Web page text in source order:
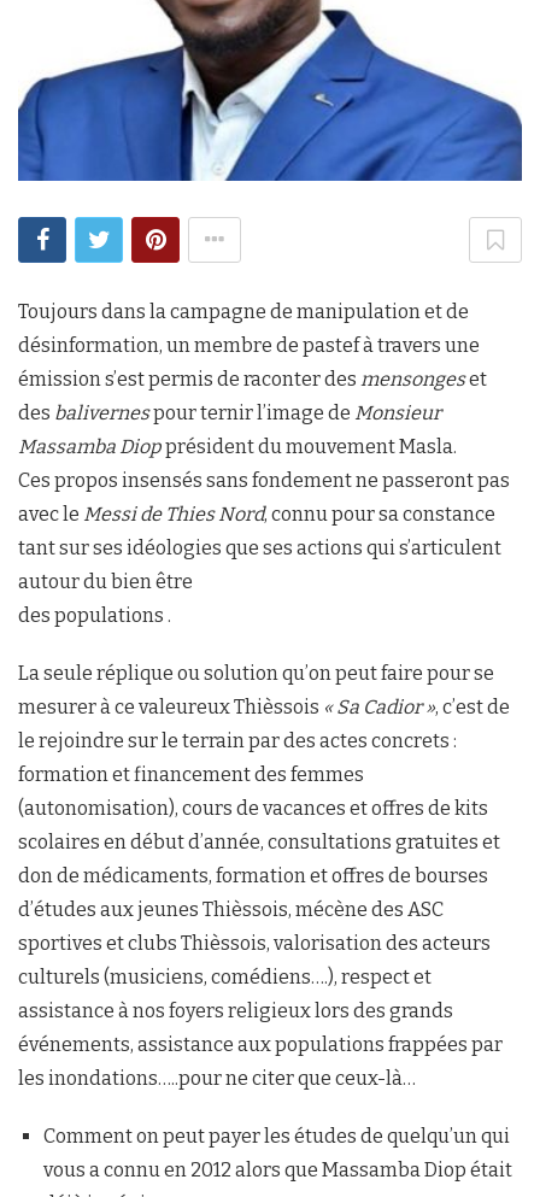
Toujours dans la campagne de manipulation et de
désinformation, un membre de pastef à travers une
émission s’est permis de raconter des mensongeset
des balivernespour ternir l’image de Monsieur
Massamba Diopprésident du mouvement Masla.
Ces propos insensés sans fondement ne passeront pas
avec le Messi de Thies Nord, connu pour sa constance
tant sur ses idéologies que ses actions qui s’articulent
autour du bien être
des populations .
La seule réplique ou solution qu’on peut faire pour se
mesurer à ce valeureux Thièssois « Sa Cadior », c’est de
le rejoindre sur le terrain par des actes concrets :
formation et financement des femmes
(autonomisation), cours de vacances et offres de kits
scolaires en début d’année, consultations gratuites et
don de médicaments, formation et offres de bourses
d’études aux jeunes Thièssois, mécène des ASC
sportives et clubs Thièssois, valorisation des acteurs
culturels (musiciens, comédiens….), respect et
assistance à nos foyers religieux lors des grands
événements, assistance aux populations frappées par
les inondations…..pour ne citer que ceux-là…
Comment on peut payer les études de quelqu’un qui
vous a connu en 2012 alors que Massamba Diop était